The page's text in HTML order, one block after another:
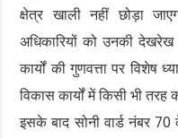
क्षेत्र खाली नहीं छोड़ा
अधिकारियों को उनकी
कार्यों की गुणवत्ता पर विशेष
विकास कार्यों में किसी भी तरह
इसके बाद सोनी वार्ड नंबर 70